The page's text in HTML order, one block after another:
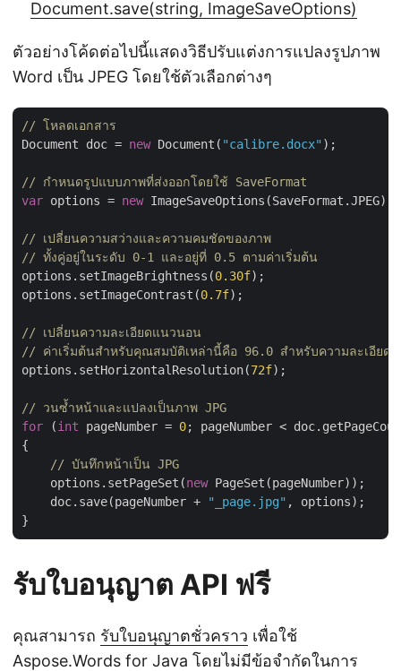
Document.save(string, ImageSaveOptions)
ตัวอย่างโค้ดต่อไปนี้แสดงวิธีปรับแต่งการแปลงรูปภาพ
Word เป็น JPEG โดยใช้ตัวเลือกต่างๆ
// โหลดเอกสาร
Document doc = new Document( "calibre.docx" );
// กำหนดรูปแบบภาพที่ส่งออกโดยใช้ SaveFormat
var options = new ImageSaveOptions(SaveFormat.JPEG);
// เปลี่ยนความสว่างและความคมชัดของภาพ
// ทั้งคู่อยู่ในระดับ 0-1 และอยู่ที่ 0.5 ตามค่าเริ่มต้น
options.setImageBrightness(0.30f);
options.setImageContrast(0.7f);
// เปลี่ยนความละเอียดแนวนอน
// ค่าเริ่มต้นสำหรับคุณสมบัติเหล่านี้คือ 96.0 สำหรับความละเอียด
options.setHorizontalResolution(72f);
// วนซ้ำหน้าและแปลงเป็นภาพ JPG
for (int pageNumber = 0; pageNumber <
{
// บันทึกหน้าเป็น JPG
    options.setPageSet(
new PageSet(pageNumber));
    doc.save(pageNumber +
"_page.jpg" , options);
รับใบอนุญาต API ฟรี
คุณสามารถ รับใบอนุญาตชั่วคราว เพื่อใช้
Aspose.Words for Java โดยไม่มีข้อจำกัดในการ